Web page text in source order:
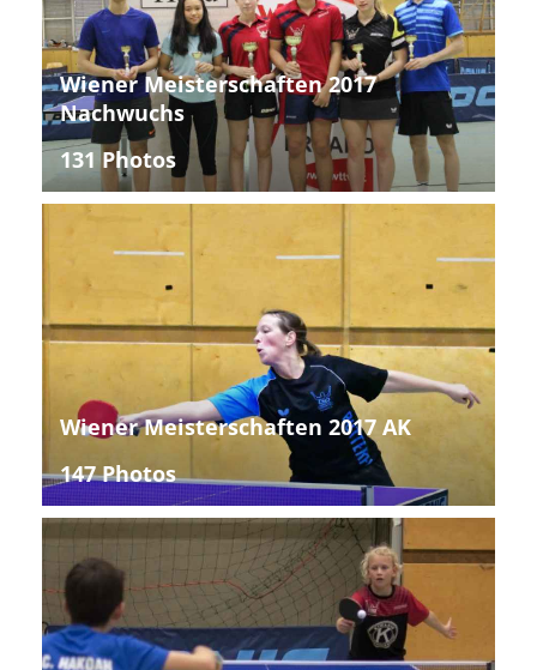
Wiener Meisterschaften 2017
Nachwuchs
131 Photos
Wiener Meisterschaften 2017 AK
147 Photos